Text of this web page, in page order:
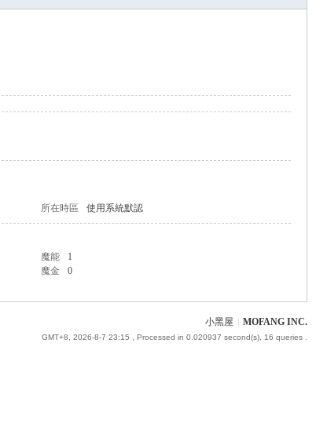
所在時區 使用系統默認
魔能
1
魔金 0
小黑屋 MOFANG INC.
GMT+8, 2026-8-7 23:15 , Processed in 0.020937 second(s), 16 queries .